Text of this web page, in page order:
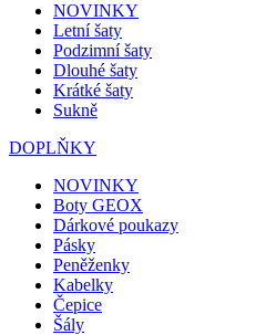
NOVINKY
Letní šaty
Podzimní šaty
Dlouhé šaty
Krátké šaty
Sukně
DOPLŇKY
NOVINKY
Boty GEOX
Dárkové poukazy
Pásky
Peněženky
Kabelky
Čepice
Šály